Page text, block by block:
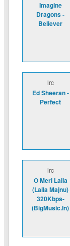
Imagine
Dragons -
Believer
lrc
Ed Sheeran -
Perfect
lrc
O Meri Laila
(Laila Majnu)
320Kbps-
(BigMusic.In)